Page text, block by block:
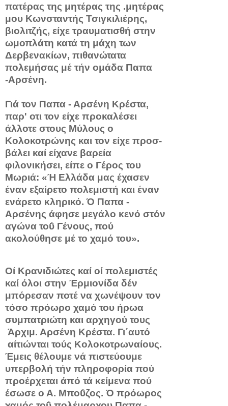
πατέρας της μητέρας της .μητέρας
μου Κωνσταντής Τσιγκιλιέρης,
βιολιτζής, είχε τραυματισθή στην
ωμοπλάτη κατά τη μάχη των
Δερβενακίων, πιθανώτατα
πολεμήσας μέ τήν ομάδα Παπα
-Αρσένη.
Γιά τον Παπα - Αρσένη Κρέστα,
παρ' οτι τον είχε προκα­λέσει
άλλοτε στους Μύλους ο
Κολοκοτρώνης και τον είχε προσ­
βάλει καί είχανε βαρεία
φιλονικήσει, είπε ο Γέρος του
Μωριά: «Ή Ελλάδα μας έχασεν
έναν εξαίρετο πολεμιστή και έναν
ενάρετο κληρικό. Ό Παπα -
Αρσένης άφησε μεγάλο κενό στόν
αγώνα τοΰ Γένους, πού
ακολούθησε μέ το χαμό του».
Οί Κρανιδιώτες καί οί πολεμιστές
καί όλοι στην Έρμιονίδα δέν
μπόρεσαν ποτέ να χω­νέψουν τον
τόσο πρόωρο χαμό του ήρωα
συμπατριώτη και αρχη­γού τους
Άρχιμ. Αρσένη Κρέστα. Γι΄αυτό
αίτιώνται τούς Κολοκοτρωναίους.
Έμεις θέλουμε νά πιστεύουμε
υπερβολή τήν πλη­ροφορία πού
προέρχεται άπό τά κείμενα πού
έσωσε ο Α. Μποΰζος. Ό πρόωρος